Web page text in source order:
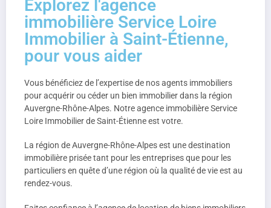
Explorez l'agence
immobilière Service Loire
Immobilier à Saint-Étienne,
pour vous aider
Vous bénéficiez de l’expertise de nos agents immobiliers
pour acquérir ou céder un bien immobilier dans la région
Auvergne-Rhône-Alpes. Notre agence immobilière Service
Loire Immobilier de Saint-Étienne est votre.
La région de Auvergne-Rhône-Alpes est une destination
immobilière prisée tant pour les entreprises que pour les
particuliers en quête d’une région où la qualité de vie est au
rendez-vous.